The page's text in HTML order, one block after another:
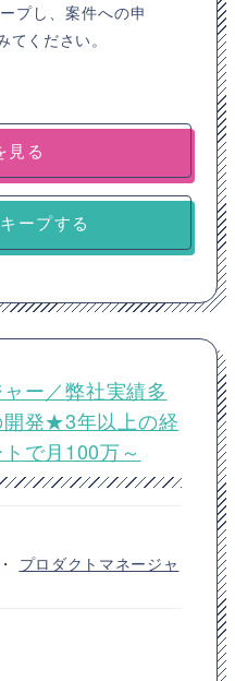
プし、案件への申
てください。
見る
ープする
ー／弊社実績多
発★3年以上の経
で月100万～
・ プロダクトマネージャ